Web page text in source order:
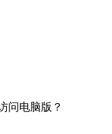
问电脑版？